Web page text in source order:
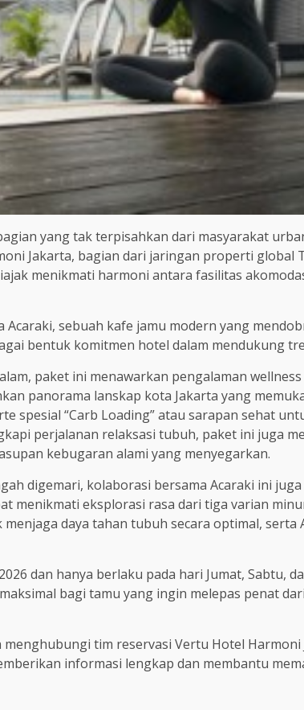
yang tak terpisahkan dari masyarakat
Jakarta, bagian dari jaringan properti global
menikmati harmoni antara fasilitas
sebuah kafe jamu modern yang
bentuk komitmen hotel dalam mendukung
paket ini menawarkan pengalaman
panorama lanskap kota Jakarta yang
spesial “Carb Loading” atau sarapan sehat
perjalanan relaksasi tubuh, paket ini juga
kebugaran alami yang menyegarkan.
digemari, kolaborasi bersama Acaraki ini
menikmati eksplorasi rasa dari tiga varian
daya tahan tubuh secara optimal, serta
dan hanya berlaku pada hari Jumat, Sabtu,
bagi tamu yang ingin melepas penat
tim reservasi Vertu Hotel
informasi lengkap dan membantu